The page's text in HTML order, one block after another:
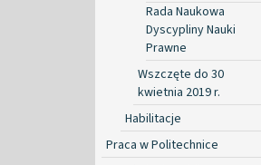
Rada Naukowa
Dyscypliny Nauki
Prawne
Wszczęte do 30
kwietnia 2019 r.
Habilitacje
Praca w Politechnice